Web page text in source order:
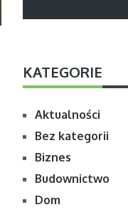
KATEGORIE
Aktualności
Bez kategorii
Biznes
Budownictwo
Dom